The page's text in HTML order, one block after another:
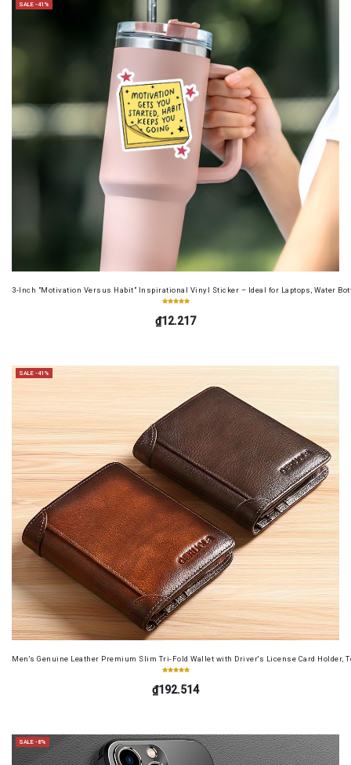
SALE -41%
3-Inch "Motivation Versus Habit" Inspirational Vinyl Sticker – Ideal for Laptops, Water
₫12.217
SALE -41%
Men's Genuine Leather Premium Slim Tri-Fold Wallet with Driver's License Card Holder,
₫192.514
SALE -8%